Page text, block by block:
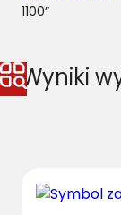
1100”
Wyniki